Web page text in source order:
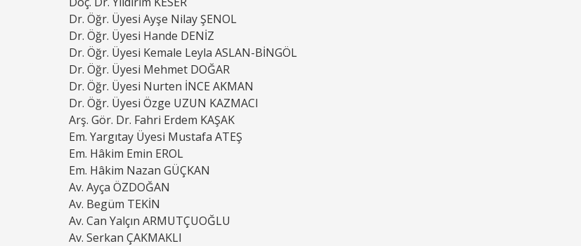
Dr. Öğr. Üyesi Ayşe Nilay ŞENOL
Dr. Öğr. Üyesi Hande DENİZ
Dr. Öğr. Üyesi Kemale Leyla ASLAN-BİNGÖL
Dr. Öğr. Üyesi Mehmet DOĞAR
Dr. Öğr. Üyesi Nurten İNCE AKMAN
Dr. Öğr. Üyesi Özge UZUN KAZMACI
Arş. Gör. Dr. Fahri Erdem KAŞAK
Em. Yargıtay Üyesi Mustafa ATEŞ
Em. Hâkim Emin EROL
Em. Hâkim Nazan GÜÇKAN
Av. Ayça ÖZDOĞAN
Av. Begüm TEKİN
Av. Can Yalçın ARMUTÇUOĞLU
Av. Serkan ÇAKMAKLI